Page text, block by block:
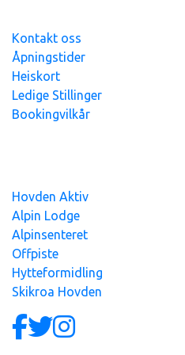
Kontakt oss
Åpningstider
Heiskort
Ledige Stillinger
Bookingvilkår
Hovden Aktiv
Alpin Lodge
Alpinsenteret
Offpiste
Hytteformidling
Skikroa Hovden